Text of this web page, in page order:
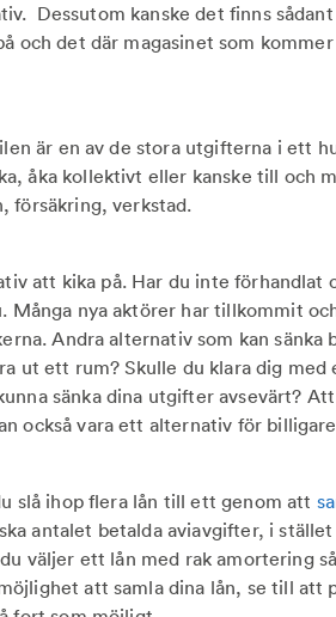
Dessutom kanske det finns sådant
och det där magasinet som
är en av de stora utgifterna i ett
åka kollektivt eller kanske till och
försäkring, verkstad.
att kika på. Har du inte förhandlat
Många nya aktörer har tillkommit
Andra alternativ som kan sänka
ut ett rum? Skulle du klara dig med
sänka dina utgifter avsevärt?
också vara ett alternativ för
slå ihop flera lån till ett genom att
antalet betalda aviavgifter, i
väljer ett lån med rak amortering
att samla dina lån, se till att